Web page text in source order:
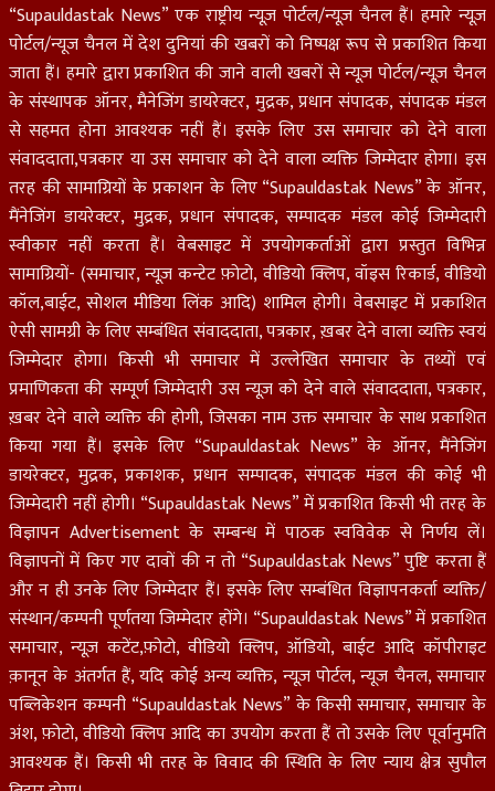
“Supauldastak News” एक राष्ट्रीय न्यूज़ पोर्टल/न्यूज़ चैनल हैं। हमारे न्यूज़
पोर्टल/न्यूज चैनल में देश दुनियां की खबरों को निष्पक्ष रूप से प्रकाशित किया
जाता हैं। हमारे द्वारा प्रकाशित की जाने वाली खबरों से न्यूज़ पोर्टल/न्यूज़ चैनल
के संस्थापक ऑनर, मैनेजिंग डायरेक्टर, मुद्रक, प्रधान संपादक, संपादक मंडल
से सहमत होना आवश्यक नहीं हैं। इसके लिए उस समाचार को देने वाला
संवाददाता,पत्रकार या उस समाचार को देने वाला व्यक्ति जिम्मेदार होगा। इस
तरह की सामाग्रियों के प्रकाशन के लिए “Supauldastak News” के ऑनर,
मैंनेजिंग डायरेक्टर, मुद्रक, प्रधान संपादक, सम्पादक मंडल कोई जिम्मेदारी
स्वीकार नहीं करता हैं। वेबसाइट में उपयोगकर्ताओं द्वारा प्रस्तुत विभिन्न
सामाग्रियों- (समाचार, न्यूज़ कन्टेट फ़ोटो, वीडियो क्लिप, वॉइस रिकार्ड, वीडियो
कॉल,बाईट, सोशल मीडिया लिंक आदि) शामिल होगी। वेबसाइट में प्रकाशित
ऐसी सामग्री के लिए सम्बंधित संवाददाता, पत्रकार, ख़बर देने वाला व्यक्ति स्वयं
जिम्मेदार होगा। किसी भी समाचार में उल्लेखित समाचार के तथ्यों एवं
प्रमाणिकता की सम्पूर्ण जिम्मेदारी उस न्यूज़ को देने वाले संवाददाता, पत्रकार,
ख़बर देने वाले व्यक्ति की होगी, जिसका नाम उक्त समाचार के साथ प्रकाशित
किया गया हैं। इसके लिए “Supauldastak News” के ऑनर, मैंनेजिंग
डायरेक्टर, मुद्रक, प्रकाशक, प्रधान सम्पादक, संपादक मंडल की कोई भी
जिम्मेदारी नहीं होगी। “Supauldastak News” में प्रकाशित किसी भी तरह के
विज्ञापन Advertisement के सम्बन्ध में पाठक स्वविवेक से निर्णय लें।
विज्ञापनों में किए गए दावों की न तो “Supauldastak News” पुष्टि करता हैं
और न ही उनके लिए जिम्मेदार हैं। इसके लिए सम्बंधित विज्ञापनकर्ता व्यक्ति/
संस्थान/कम्पनी पूर्णतया जिम्मेदार होंगे। “Supauldastak News” में प्रकाशित
समाचार, न्यूज़ कटेंट,फ़ोटो, वीडियो क्लिप, ऑडियो, बाईट आदि कॉपीराइट
क़ानून के अंतर्गत हैं, यदि कोई अन्य व्यक्ति, न्यूज़ पोर्टल, न्यूज चैनल, समाचार
पब्लिकेशन कम्पनी “Supauldastak News” के किसी समाचार, समाचार के
अंश, फ़ोटो, वीडियो क्लिप आदि का उपयोग करता हैं तो उसके लिए पूर्वानुमति
आवश्यक हैं। किसी भी तरह के विवाद की स्थिति के लिए न्याय क्षेत्र सुपौल